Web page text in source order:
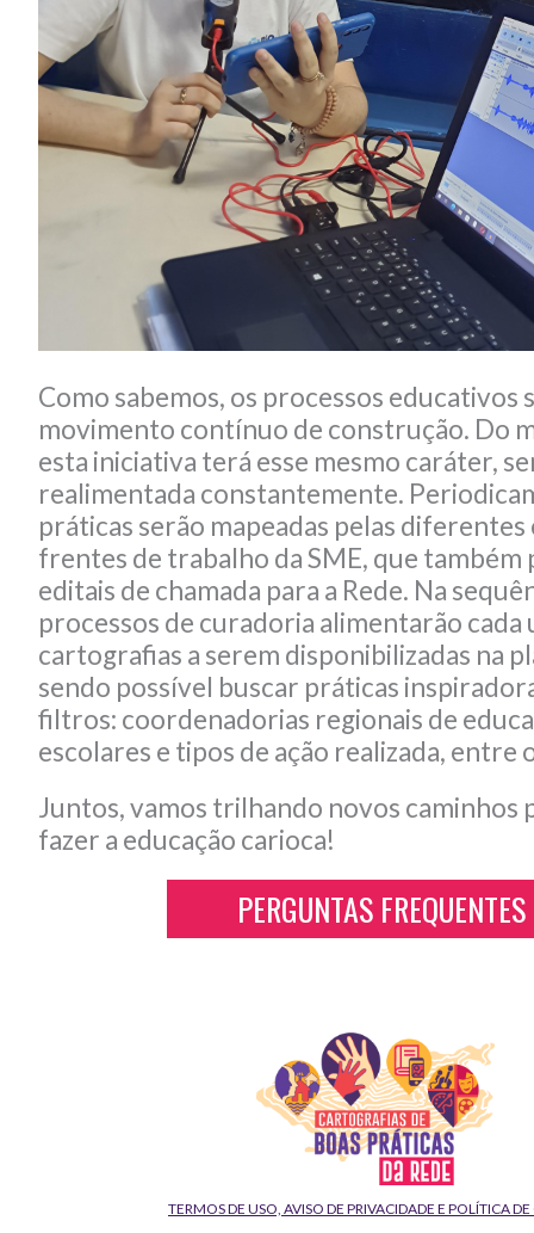
Como sabemos, os processos educativos
movimento contínuo de construção. Do
esta iniciativa terá esse mesmo caráter,
realimentada constantemente.
práticas serão mapeadas pelas diferentes
frentes de trabalho da SME, que também
editais de chamada para a Rede. Na
processos de curadoria alimentarão cada
cartografias a serem disponibilizadas na
sendo possível buscar práticas
filtros: coordenadorias regionais de
escolares e tipos de ação realizada, entre
Juntos, vamos trilhando novos caminhos
fazer a educação carioca!
PERGUNTAS FREQUENTES
TERMOS DE USO, AVISO DE PRIVACIDADE E POLÍTICA